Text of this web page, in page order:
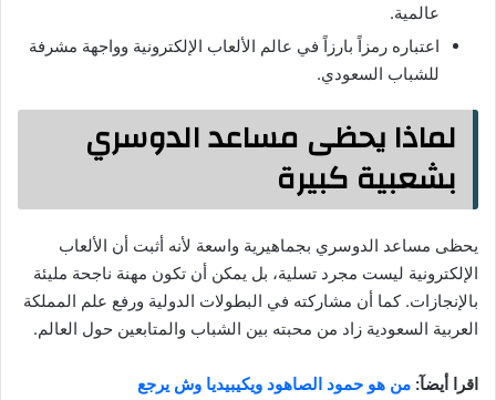
عالمية.
اعتباره رمزاً بارزاً في عالم الألعاب الإلكترونية وواجهة مشرفة
للشباب السعودي.
لماذا يحظى مساعد الدوسري
بشعبية كبيرة
يحظى مساعد الدوسري بجماهيرية واسعة لأنه أثبت أن الألعاب
الإلكترونية ليست مجرد تسلية، بل يمكن أن تكون مهنة ناجحة مليئة
بالإنجازات. كما أن مشاركته في البطولات الدولية ورفع علم المملكة
العربية السعودية زاد من محبته بين الشباب والمتابعين حول العالم.
اقرا أيضآ: من هو حمود الصاهود ويكيبيديا وش يرجع